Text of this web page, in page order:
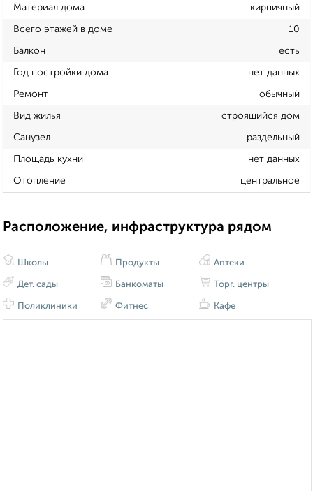
Материал дома кирпичный
Всего этажей в доме 10
Балкон есть
Год постройки дома нет данных
Ремонт обычный
Вид жилья строящийся дом
Санузел раздельный
Площадь кухни нет данных
Отопление центральное
Расположение, инфраструктура рядом
Школы
Дет. сады
Поликлиники
Продукты
Банкоматы
Фитнес
Аптеки
Торг. центры
Кафе